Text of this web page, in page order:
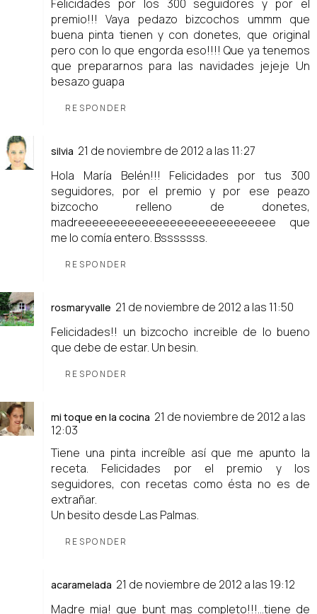
Felicidades por los 300 seguidores y por el
premio!!! Vaya pedazo bizcochos ummm que
buena pinta tienen y con donetes, que original
pero con lo que engorda eso!!!! Que ya tenemos
que prepararnos para las navidades jejeje Un
besazo guapa
RESPONDER
silvia 21 de noviembre de 2012 a las 11:27
Hola María Belén!!! Felicidades por tus 300
seguidores, por el premio y por ese peazo
bizcocho relleno de donetes,
madreeeeeeeeeeeeeeeeeeeeeeeeeeee que
me lo comía entero. Bsssssss.
RESPONDER
rosmaryvalle 21 de noviembre de 2012 a las 11:50
Felicidades!! un bizcocho increible de lo bueno
que debe de estar. Un besin.
RESPONDER
mi toque en la cocina 21 de noviembre de 2012 a las
12:03
Tiene una pinta increíble así que me apunto la
receta. Felicidades por el premio y los
seguidores, con recetas como ésta no es de
extrañar.
Un besito desde Las Palmas.
RESPONDER
acaramelada 21 de noviembre de 2012 a las 19:12
Madre mia! que bunt mas completo!!!...tiene de